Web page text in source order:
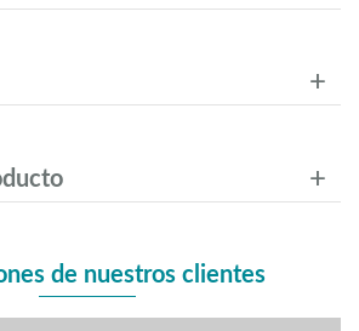
de nuestros clientes